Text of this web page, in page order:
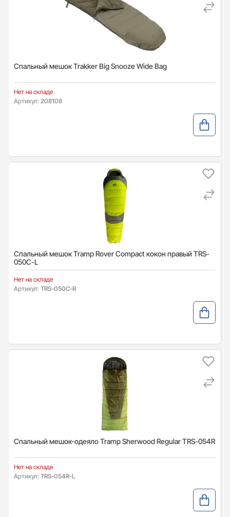
Спальный мешок Trakker Big Snooze Wide Bag
Нет на складе
Артикул: 208108
Спальный мешок Tramp Rover Compact кокон правый TRS-
050С-L
Нет на складе
Артикул: TRS-050С-R
Спальный мешок-одеяло Tramp Sherwood Regular TRS-054R
Нет на складе
Артикул: TRS-054R-L